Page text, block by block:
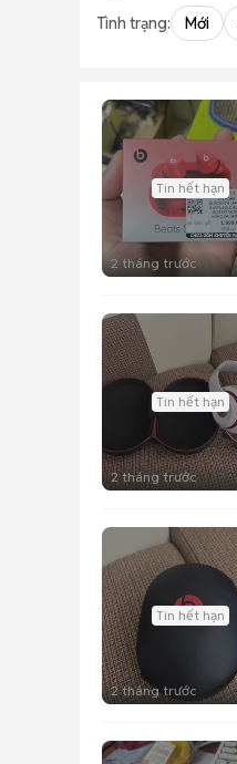
Tình trạng: Mới
Tin hết hạn
2 tháng trước
Tin hết hạn
2 tháng trước
Tin hết hạn
2 tháng trước